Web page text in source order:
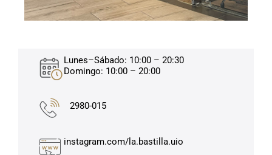
Lunes–Sábado: 10:00 – 20:30
Domingo: 10:00 – 20:00
2980-015
instagram.com/la.bastilla.uio